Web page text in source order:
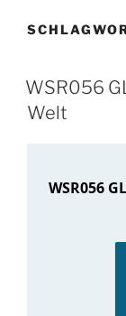
WSR056
Welt